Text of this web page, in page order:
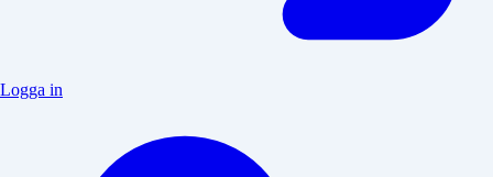
Logga in